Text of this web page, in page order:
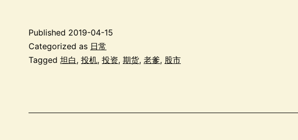
Published 2019-04-15
Categorized as 日常
Tagged 坦白, 投机, 投资, 期货, 老爹, 股市